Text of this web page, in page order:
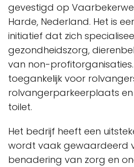
gevestigd op
Harde, Nederland. Het is
initiatief dat zich
gezondheidszorg,
van non-profitorganisaties.
toegankelijk voor
rolvangerparkeerplaats
toilet.
Het bedrijf heeft een
wordt vaak gewaardeerd
benadering van zorg en